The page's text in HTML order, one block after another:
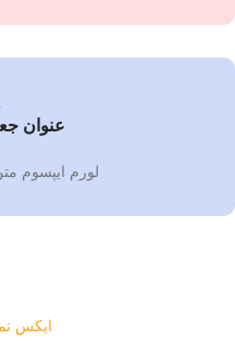
عنوان
لورم ایپسوم
ایکس